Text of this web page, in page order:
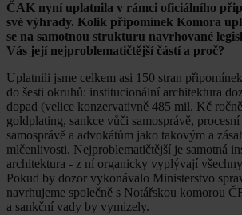
ČAK nyní uplatnila v rámci oficiálního
své výhrady. Kolik připomínek Komora
se na samotnou strukturu navrhované
Vás její nejproblematičtější částí a proč?
Uplatnili jsme celkem asi 150 stran
do šesti okruhů: institucionální architektura
dopad (velice konzervativně 485 mil. Kč
goldplating, sankce vůči samosprávě,
samosprávě a advokátům jako takovým a
mlčenlivosti. Nejproblematičtější je samotná
architektura - z ní organicky vyplývají
Pokud by dozor vykonávalo Ministerstvo
navrhujeme společně s Notářskou komorou
a sankční vady by vymizely.